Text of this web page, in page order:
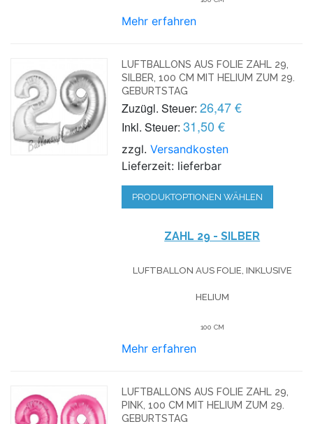
Mehr erfahren
LUFTBALLONS AUS FOLIE ZAHL 29,
SILBER, 100 CM MIT HELIUM ZUM 29.
GEBURTSTAG
Zuzügl. Steuer: 26,47 €
Inkl. Steuer: 31,50 €
zzgl.Versandkosten
Lieferzeit: lieferbar
PRODUKTOPTIONEN WÄHLEN
ZAHL 29 - SILBER
LUFTBALLON AUS FOLIE, INKLUSIVE
HELIUM
100 CM
Mehr erfahren
LUFTBALLONS AUS FOLIE ZAHL 29,
PINK, 100 CM MIT HELIUM ZUM 29.
GEBURTSTAG